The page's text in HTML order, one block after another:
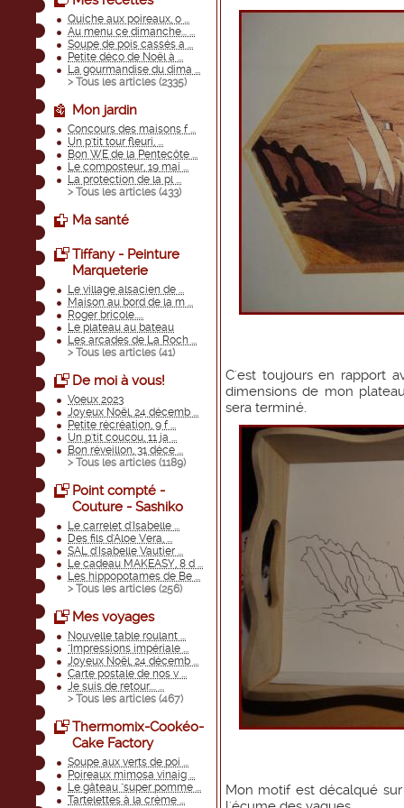
Quiche aux poireaux, o ...
Au menu ce dimanche... ...
Soupe de pois cassés a ...
Petite déco de Noël à ...
La gourmandise du dima ...
> Tous les articles (2335)
Mon jardin
Concours des maisons f ...
Un p'tit tour fleuri, ...
Bon WE de la Pentecôte ...
Le composteur, 19 mai ...
La protection de la pl ...
> Tous les articles (433)
Ma santé
Tiffany - Peinture
Marqueterie
Le village alsacien de ...
Maison au bord de la m ...
Roger bricole.....
Le plateau au bateau
Les arcades de La Roch ...
> Tous les articles (41)
De moi à vous!
Voeux 2023
Joyeux Noël, 24 décemb ...
Petite récréation, 9 f ...
Un p'tit coucou, 11 ja ...
Bon réveillon, 31 déce ...
> Tous les articles (1189)
Point compté -
Couture - Sashiko
Le carrelet d'Isabelle ...
Des fils d'Aloe Vera, ...
SAL d'Isabelle Vautier ...
Le cadeau MAKEASY, 8 d ...
Les hippopotames de Be ...
> Tous les articles (256)
Mes voyages
Nouvelle table roulant ...
"Impressions impériale ...
Joyeux Noël, 24 décemb ...
Carte postale de nos v ...
Je suis de retour.... ...
> Tous les articles (467)
Thermomix-Cookéo-
Cake Factory
Soupe aux verts de poi ...
Poireaux mimosa vinaig ...
Le gâteau "super pomme ...
Tartelettes à la crème ...
C'est toujours en rapport
dimensions de mon
sera terminé.
Mon motif est décalqué